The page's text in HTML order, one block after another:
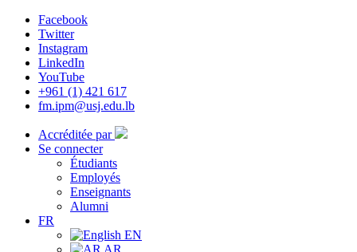
Facebook
Twitter
Instagram
LinkedIn
YouTube
+961 (1) 421 617
fm.ipm@usj.edu.lb
Accréditée par
Se connecter
Étudiants
Employés
Enseignants
Alumni
FR
EN
AR